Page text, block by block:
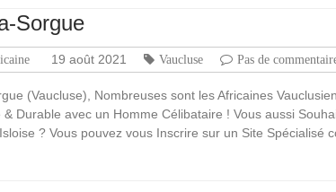
Sorgue
19 août 2021 Vaucluse Pas de
(Vaucluse), Nombreuses sont les Africaines
& Durable avec un Homme Célibataire ! Vous aussi
? Vous pouvez vous Inscrire sur un Site Spécialisé